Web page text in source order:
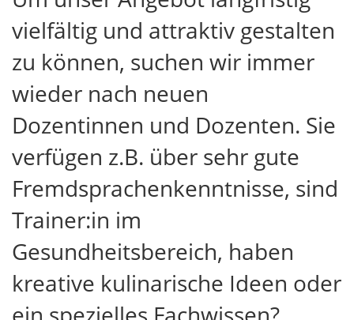
vielfältig und attraktiv gestalten
zu können, suchen wir immer
wieder nach neuen
Dozentinnen und Dozenten. Sie
verfügen z.B. über sehr gute
Fremdsprachenkenntnisse, sind
Trainer:in im
Gesundheitsbereich, haben
kreative kulinarische Ideen oder